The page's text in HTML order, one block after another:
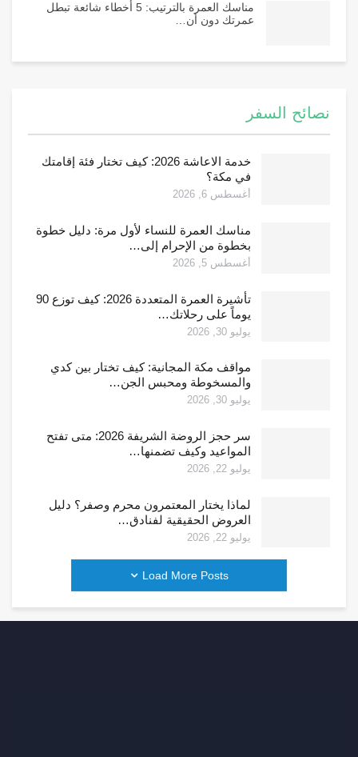
مناسك العمرة بالترتيب: 5 أخطاء شائعة تبطل
عمرتك دون أن…
نصائح السفر
خدمة الاعاشة 2026: كيف تختار فئة إقامتك
في مكة؟
أغسطس 6, 2026
مناسك العمرة للنساء لأول مرة: دليل خطوة
بخطوة من الإحرام إلى…
أغسطس 5, 2026
تأشيرة العمرة المتعددة 2026: كيف توزع 90
يوماً على رحلاتك…
يوليو 30, 2026
مواقف مكة المجانية: كيف تختار بين كدي
والمسخوطة ومحبس الجن…
يوليو 30, 2026
سر حجز الروضة الشريفة 2026: متى تفتح
المواعيد وكيف تضمنها…
يوليو 22, 2026
لماذا يختار المعتمرون محرم وصفر؟ دليل
العروض الحقيقية لفنادق…
يوليو 22, 2026
Load More Posts